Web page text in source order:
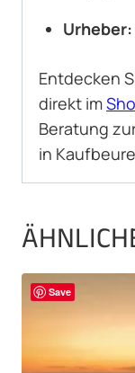
Urheber:
Entdecken
direkt im
Beratung
in
Save